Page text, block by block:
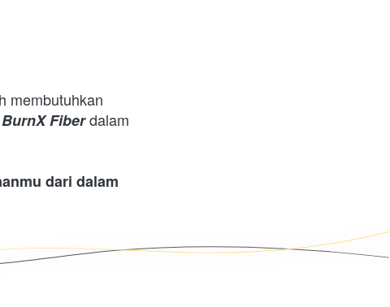
membutuhkan
Fiber dalam
dari dalam